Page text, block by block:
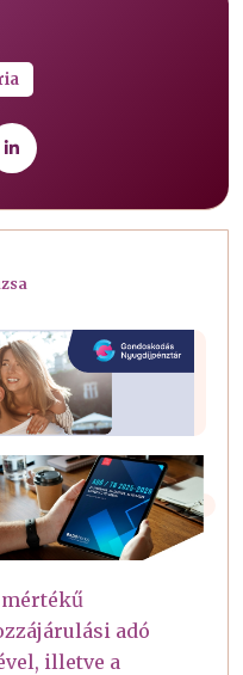
mértékű
adó
illetve a